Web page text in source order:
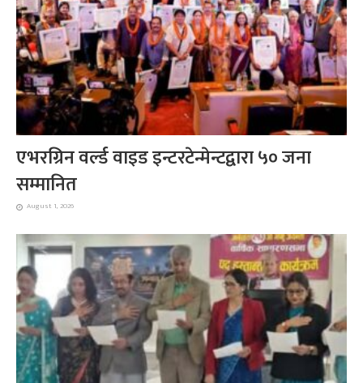
एभरग्रिन वर्ल्ड वाइड इन्टरटेन्मेन्टद्वारा ५० जना
सम्मानित
August 1, 2026